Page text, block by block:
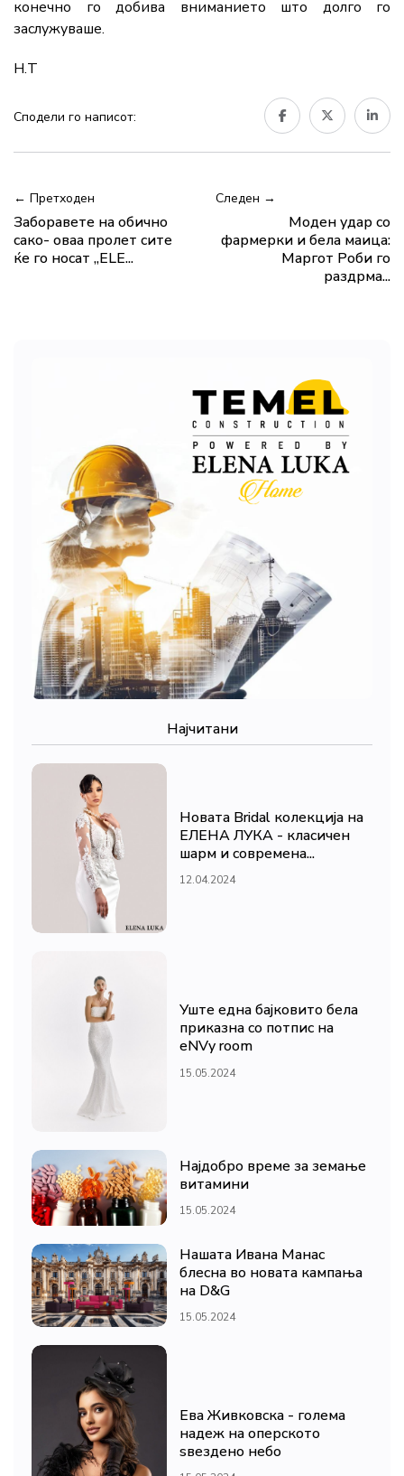
конечно го добива вниманието што долго го
заслужуваше.
Н.Т
Сподели го написот:
← Претходен
Заборавете на обично
сако- оваа пролет сите
ќе го носат „ЕLE...
Следен →
Моден удар со
фармерки и бела маица:
Маргот Роби го
раздрма...
Најчитани
Новата Bridal колекција на
ЕЛЕНА ЛУКА - класичен
шарм и современа...
12.04.2024
Уште една бајковито бела
приказна со потпис на
eNVy room
15.05.2024
Најдобро време за земање
витамини
15.05.2024
Нашата Ивана Манас
блесна во новата кампања
на D&G
15.05.2024
Ева Живковска - голема
надеж на оперското
ѕвездено небо